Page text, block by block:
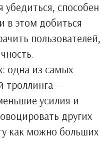
убедиться, способен
в этом добиться
пользователей,
одна из самых
троллинга —
усилия и
других
как можно больших